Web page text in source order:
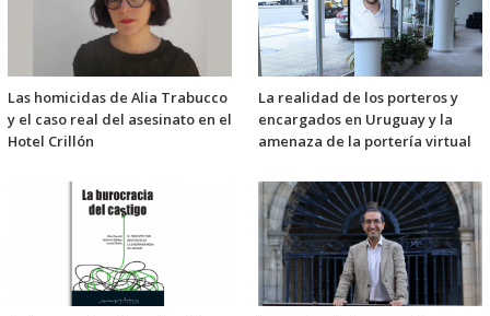
Las homicidas de Alia Trabucco
y el caso real del asesinato en el
Hotel Crillón
La realidad de los porteros y
encargados en Uruguay y la
amenaza de la portería virtual